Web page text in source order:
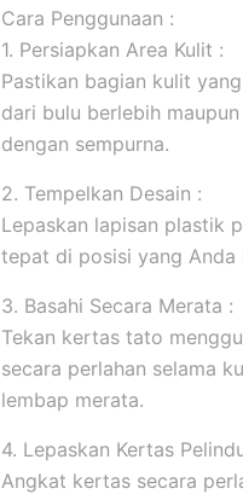
Cara Penggunaan :
1. Persiapkan Area Kulit :
Pastikan bagian kulit
dari bulu berlebih
dengan sempurna.
2. Tempelkan Desain :
Lepaskan lapisan plastik
tepat di posisi yang Anda
3. Basahi Secara Merata :
Tekan kertas tato
secara perlahan selama
lembap merata.
4. Lepaskan Kertas
Angkat kertas secara